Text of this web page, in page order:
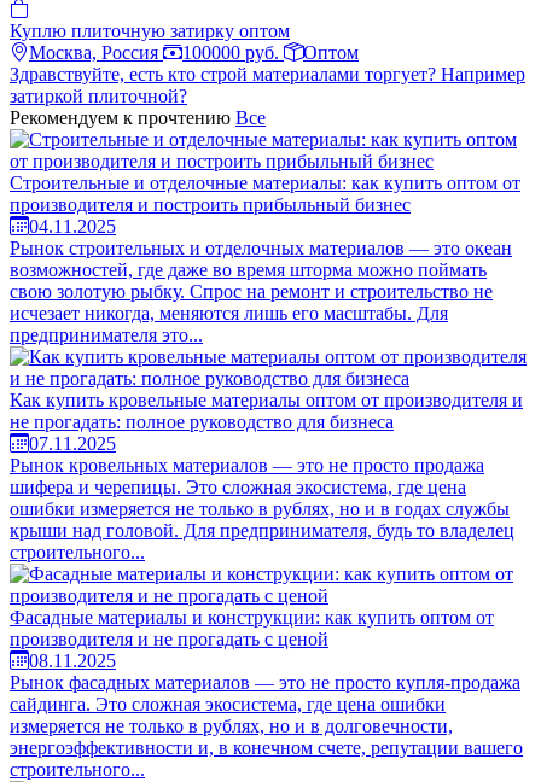
Куплю плиточную затирку оптом
Москва, Россия
100000 руб.
Оптом
Здравствуйте, есть кто строй материалами торгует? Например
затиркой плиточной?
Рекомендуем к прочтению Все
Строительные и отделочные материалы: как купить оптом от
производителя и построить прибыльный бизнес
04.11.2025
Рынок строительных и отделочных материалов — это океан
возможностей, где даже во время шторма можно поймать
свою золотую рыбку. Спрос на ремонт и строительство не
исчезает никогда, меняются лишь его масштабы. Для
предпринимателя это...
Как купить кровельные материалы оптом от производителя и
не прогадать: полное руководство для бизнеса
07.11.2025
Рынок кровельных материалов — это не просто продажа
шифера и черепицы. Это сложная экосистема, где цена
ошибки измеряется не только в рублях, но и в годах службы
крыши над головой. Для предпринимателя, будь то владелец
строительного...
Фасадные материалы и конструкции: как купить оптом от
производителя и не прогадать с ценой
08.11.2025
Рынок фасадных материалов — это не просто купля-продажа
сайдинга. Это сложная экосистема, где цена ошибки
измеряется не только в рублях, но и в долговечности,
энергоэффективности и, в конечном счете, репутации вашего
строительного...